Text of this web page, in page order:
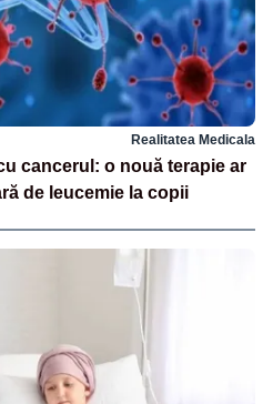
Realitatea Medicala
cancerul: o nouă terapie ar
de leucemie la copii